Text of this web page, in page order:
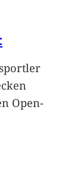
Open-